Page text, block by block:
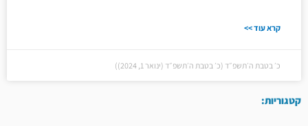
קרא עוד >>
כ׳ בטבת ה׳תשפ״ד (כ׳ בטבת ה׳תשפ״ד (ינואר 1, 2024))
קטגוריות: